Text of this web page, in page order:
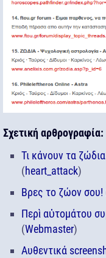
Σχετική αρθρογραφία:
Τι κάνουν τα
(heart_attack)
Βρες το ζώον σου!
Περὶ αὐτομάτου
(Webmaster)
Αυθεντικά